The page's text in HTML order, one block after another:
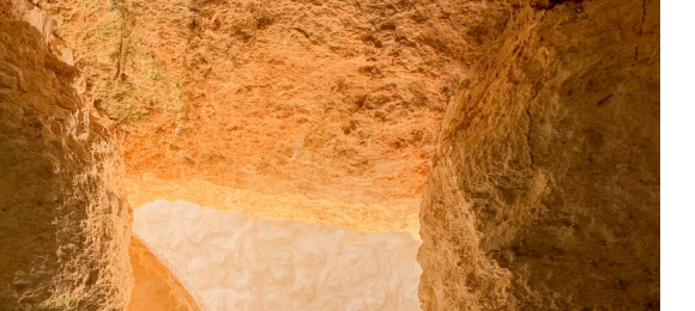
COMPLOTTI, LEGGENDE URBANE ED EVERGREEN
EDITORIALI
TRUFFE E SOCIAL NETWORK